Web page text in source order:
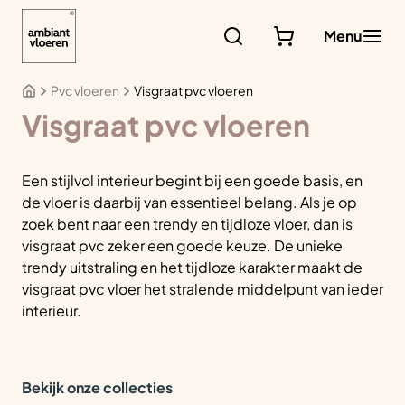
Menu
Pvc vloeren Visgraat pvc vloeren
Visgraat pvc vloeren
Een stijlvol interieur begint bij een goede basis, en
de vloer is daarbij van essentieel belang. Als je op
zoek bent naar een trendy en tijdloze vloer, dan is
visgraat pvc zeker een goede keuze. De unieke
trendy uitstraling en het tijdloze karakter maakt de
visgraat pvc vloer het stralende middelpunt van ieder
interieur.
Bekijk onze collecties